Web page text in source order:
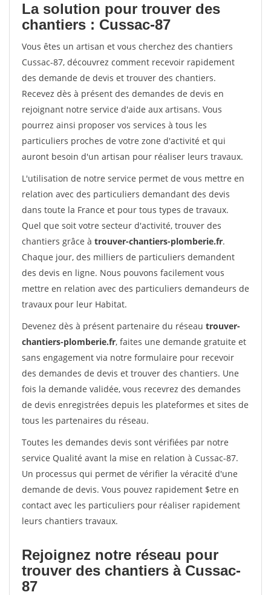
La solution pour trouver des
chantiers : Cussac-87
Vous êtes un artisan et vous cherchez des chantiers
Cussac-87, découvrez comment recevoir rapidement
des demande de devis et trouver des chantiers.
Recevez dès à présent des demandes de devis en
rejoignant notre service d'aide aux artisans. Vous
pourrez ainsi proposer vos services à tous les
particuliers proches de votre zone d'activité et qui
auront besoin d'un artisan pour réaliser leurs travaux.
L'utilisation de notre service permet de vous mettre en
relation avec des particuliers demandant des devis
dans toute la France et pour tous types de travaux.
Quel que soit votre secteur d'activité, trouver des
chantiers grâce à trouver-chantiers-plomberie.fr.
Chaque jour, des milliers de particuliers demandent
des devis en ligne. Nous pouvons facilement vous
mettre en relation avec des particuliers demandeurs de
travaux pour leur Habitat.
Devenez dès à présent partenaire du réseau trouver-
chantiers-plomberie.fr, faites une demande gratuite et
sans engagement via notre formulaire pour recevoir
des demandes de devis et trouver des chantiers. Une
fois la demande validée, vous recevrez des demandes
de devis enregistrées depuis les plateformes et sites de
tous les partenaires du réseau.
Toutes les demandes devis sont vérifiées par notre
service Qualité avant la mise en relation à Cussac-87.
Un processus qui permet de vérifier la véracité d'une
demande de devis. Vous pouvez rapidement $etre en
contact avec les particuliers pour réaliser rapidement
leurs chantiers travaux.
Rejoignez notre réseau pour
trouver des chantiers à Cussac-
87